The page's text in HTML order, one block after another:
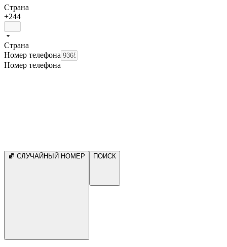
Страна
+244
Страна
Номер телефона
Номер телефона
СЛУЧАЙНЫЙ НОМЕР ПОИСК